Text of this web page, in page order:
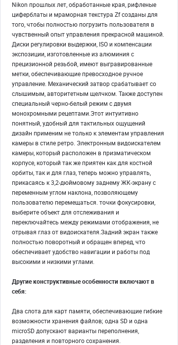
Nikon прошлых лет, обработанные края, рифленые
циферблаты и мраморная текстура Zf созданы для
того, чтобы полностью погрузить пользователя в
чувственный опыт управления прекрасной машиной.
Диски регулировки выдержки, ISO и компенсации
экспозиции, изготовленные из алюминия с
прецизионной резьбой, имеют выгравированные
метки, обеспечивающие превосходное ручное
управление. Механический затвор срабатывает со
слышимым, авторитетным щелчком. Также доступен
специальный черно-белый режим с двумя
монохромными рецептами.Этот интуитивно
понятный, удобный для тактильных ощущений
дизайн применим не только к элементам управления
камеры в стиле ретро. Электронным видоискателем
камеры, который расположен в призматическом
корпусе, который так же приятен как для костной
орбиты, так и для глаз, теперь можно управлять,
прикасаясь к 3,2-дюймовому заднему ЖК-экрану с
переменным углом наклона, позволяющему
пользователю перемещаться. точки фокусировки,
выберите объект для отслеживания и
переключайтесь между режимами отображения, не
отрывая глаз от видоискателя.Задний экран также
полностью поворотный и обращен вперед, что
обеспечивает удобство навигации и работы под
высокими и низкими углами.
Другие конструктивные особенности включают в
себя:
Два слота для карт памяти, обеспечивающие гибкие
возможности хранения файлов; одна SD и одна
microSD допускают варианты переполнения,
разделения и повторного сохранения.